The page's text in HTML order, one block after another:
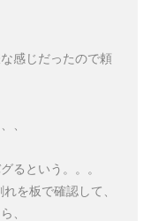
感じだったので頼
、
るという。。。
を板で確認して、
、